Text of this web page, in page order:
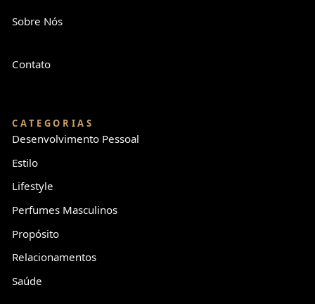
Sobre Nós
Contato
CATEGORIAS
Desenvolvimento Pessoal
Estilo
Lifestyle
Perfumes Masculinos
Propósito
Relacionamentos
Saúde